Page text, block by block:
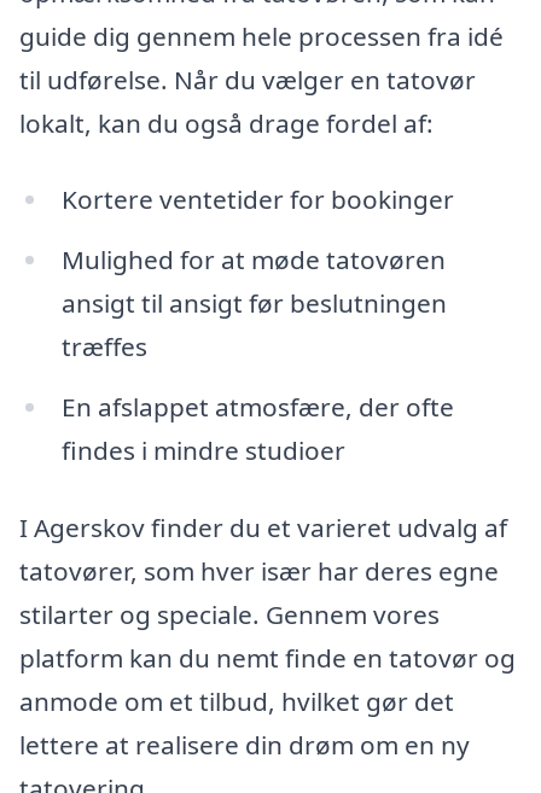
guide dig gennem hele processen fra idé
til udførelse. Når du vælger en tatovør
lokalt, kan du også drage fordel af:
Kortere ventetider for bookinger
Mulighed for at møde tatovøren
ansigt til ansigt før beslutningen
træffes
En afslappet atmosfære, der ofte
findes i mindre studioer
I Agerskov finder du et varieret udvalg af
tatovører, som hver især har deres egne
stilarter og speciale. Gennem vores
platform kan du nemt finde en tatovør og
anmode om et tilbud, hvilket gør det
lettere at realisere din drøm om en ny